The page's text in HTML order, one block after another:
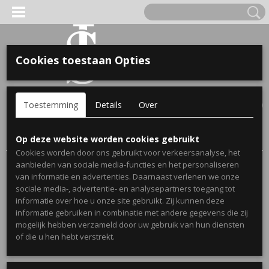
Inloggen Registreren
(0)
Home > Zoeken
Zoekresultaten
Like ons op Facebook & volg ons op Instagram!
VOOR KINDEREN
OPA & OMA.
NAAM EN GEBOORTEJAAR
Cookies toestaan Opties
Toestemming Details Over
Op deze website worden cookies gebruikt
Cookies worden door ons gebruikt voor verkeersanalyse, het
aanbieden van sociale media-functies en het personaliseren
van informatie en advertenties. Daarnaast verlenen we onze
sociale media-, advertentie- en analysepartners toegang tot
informatie over hoe u onze site gebruikt. Zij kunnen deze
informatie gebruiken in combinatie met andere gegevens die zij
mogelijk hebben verzameld door uw gebruik van hun diensten
of die u hen hebt verstrekt.